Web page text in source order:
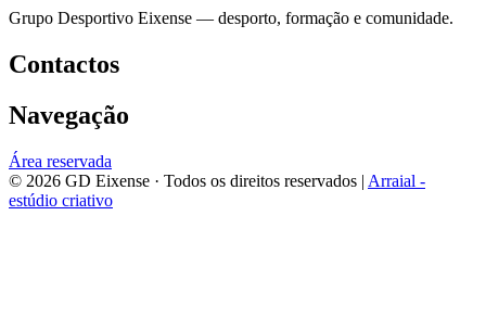
Grupo Desportivo Eixense — desporto, formação e comunidade.
Contactos
Navegação
Área reservada
© 2026 GD Eixense · Todos os direitos reservados | Arraial -
estúdio criativo